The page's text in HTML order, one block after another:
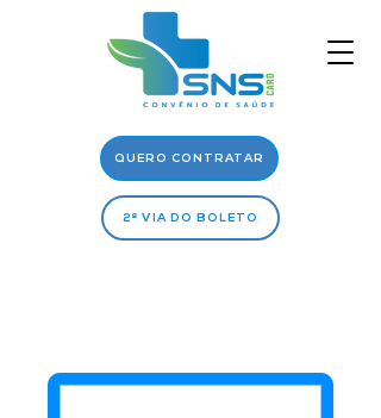
QUERO CONTRATAR
2ª VIA DO BOLETO